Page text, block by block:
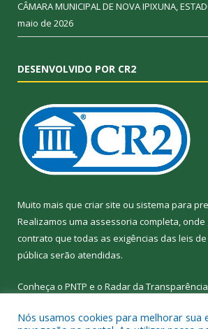
CÂMARA MUNICIPAL DE NOVA IPIXUNA,
maio de 2026
DESENVOLVIDO POR CR2
Muito mais que criar site ou sistema para
Realizamos uma assessoria completa,
contrato que todas as exigências das leis
pública serão atendidas.
Conheça o PNTP e o Radar da Transparência
Nós usamos cookies para melhorar sua